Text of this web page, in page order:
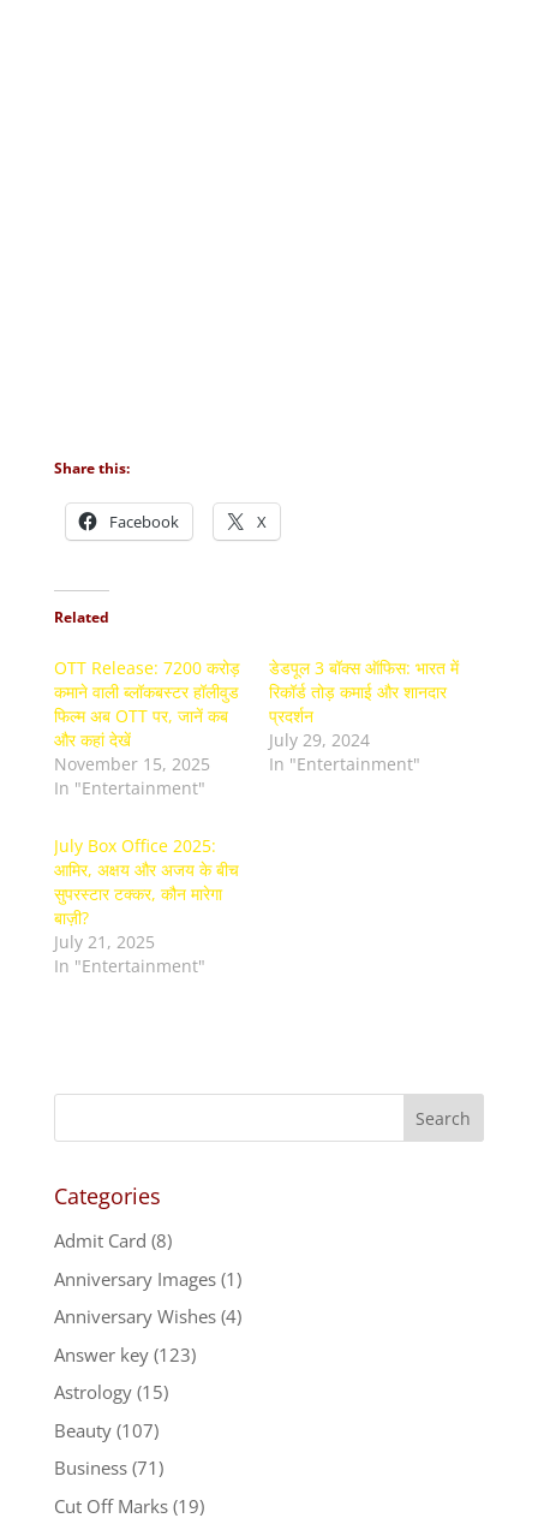
Share this:
Facebook X
Related
OTT Release: 7200 करोड़
कमाने वाली ब्लॉकबस्टर हॉलीवुड
फिल्म अब OTT पर, जानें कब
और कहां देखें
November 15, 2025
In "Entertainment"
डेडपूल 3 बॉक्स ऑफिस: भारत में
रिकॉर्ड तोड़ कमाई और शानदार
प्रदर्शन
July 29, 2024
In "Entertainment"
July Box Office 2025:
आमिर, अक्षय और अजय के बीच
सुपरस्टार टक्कर, कौन मारेगा
बाज़ी?
July 21, 2025
In "Entertainment"
Categories
Admit Card (8)
Anniversary Images(1)
Anniversary Wishes(4)
Answer key(123)
Astrology(15)
Beauty(107)
Business(71)
Cut Off Marks(19)